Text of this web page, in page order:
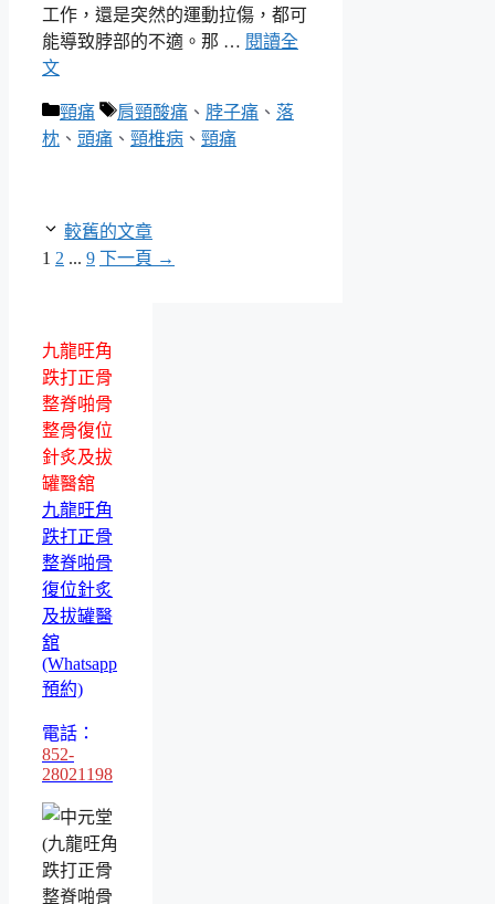
工作，還是突然的運動拉傷，都可
能導致脖部的不適。那 … 閱讀全
文
分
類
頸痛
標
籤
肩頸酸痛 、 脖子痛 、 落
枕 、 頭痛 、 頸椎病 、 頸痛
較舊的文章
頁
1 頁
2 ... 頁
9 下一頁 →
九龍旺角
跌打正骨
整脊啪骨
整骨復位
針炙及拔
罐醫舘
九龍旺角
跌打正骨
整脊啪骨
復位針炙
及拔罐醫
舘
(Whatsapp
預約)
電話：
852-
28021198